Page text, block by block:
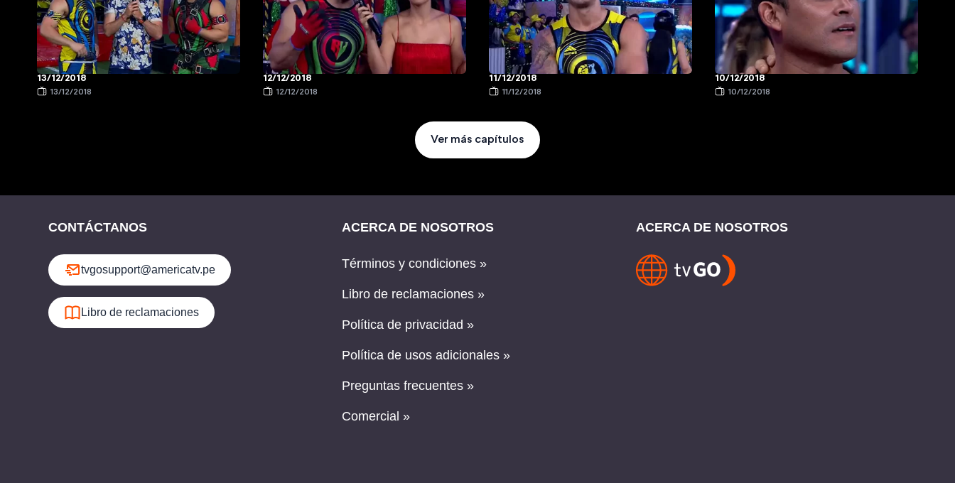
13/12/2018
13/12/2018
12/12/2018
12/12/2018
11/12/2018
11/12/2018
10/12/2018
10/12/2018
Ver más capítulos
CONTÁCTANOS
tvgosupport@americatv.pe
Libro de reclamaciones
ACERCA DE NOSOTROS
Términos y condiciones »
Libro de reclamaciones »
Política de privacidad »
Política de usos adicionales »
Preguntas frecuentes »
Comercial »
ACERCA DE NOSOTROS